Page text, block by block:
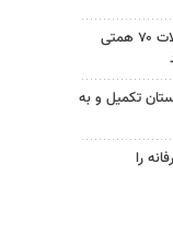
روحی: سهم کشاورزی از تسهیلات ۷۰ همتی
تکمیل و به
را